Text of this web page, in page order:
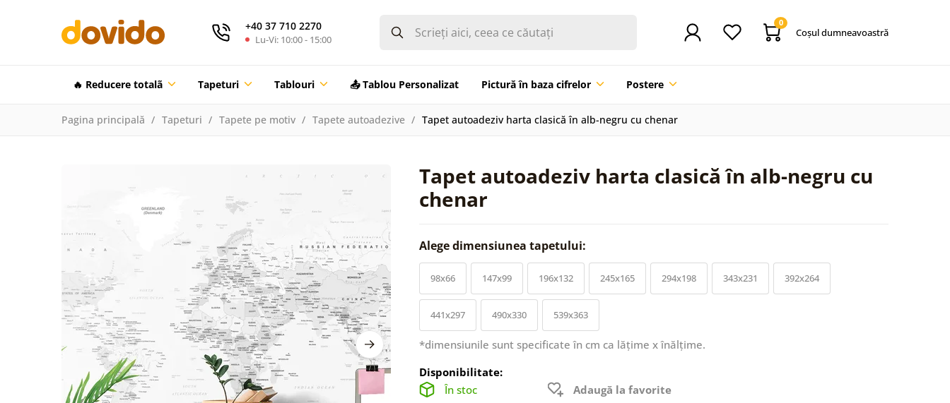
+40 37 710 2270
Lu-Vi: 10:00 - 15:00
0
Coşul dumneavoastră
🔥 Reducere totalã Tapeturi Tablouri 📤 Tablou Personalizat Pictură în baza cifrelor Postere
Pagina principală Tapeturi Tapete pe motiv Tapete autoadezive Tapet autoadeziv harta clasică în alb-negru cu chenar
Tapet autoadeziv harta clasică în alb-negru cu
chenar
Alege dimensiunea tapetului:
98x66 147x99 196x132 245x165 294x198 343x231 392x264
441x297 490x330 539x363
*dimensiunile sunt specificate în cm ca lățime x înălțime.
Disponibilitate:
În stoc
Adaugă la favorite